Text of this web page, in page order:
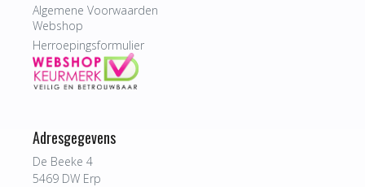
Algemene Voorwaarden
Webshop
Herroepingsformulier
Adresgegevens
De Beeke 4
5469 DW Erp